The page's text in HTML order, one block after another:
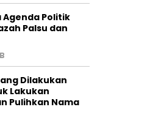
Agenda Politik
Palsu dan
Dilakukan
Lakukan
Pulihkan Nama